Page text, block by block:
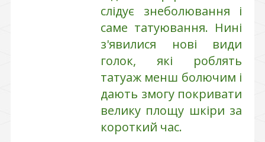
слідує знеболювання і
саме татуювання. Нині
з'явилися нові види
голок, які роблять
татуаж менш болючим і
дають змогу покривати
велику площу шкіри за
короткий час.